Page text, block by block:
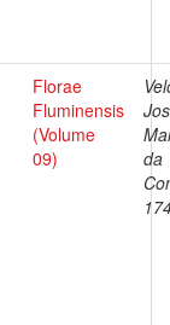
Florae
Fluminensis
(Volume
09)
da